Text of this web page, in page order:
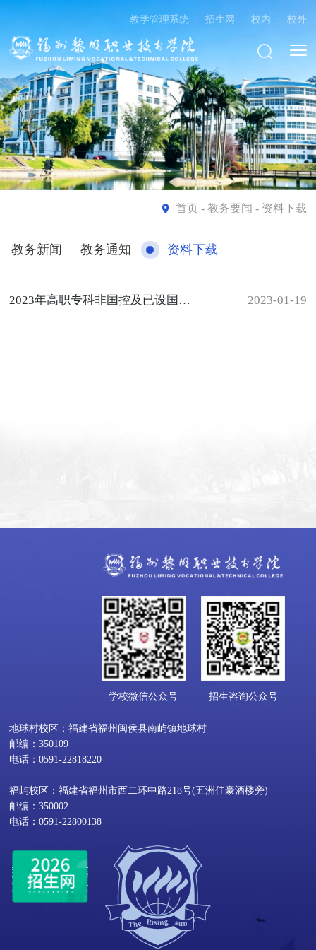
教学管理系统 · 招生网 · 校内 · 校外
首页- 教务要闻 - 资料下载
教务新闻 教务通知 资料下载
2023年高职专科非国控及已设国控拟招生专业汇总表 2023-01-19
学校微信公众号 招生咨询公众号
地球村校区：福建省福州闽侯县南屿镇地球村
邮编：350109
电话：0591-22818220
福屿校区：福建省福州市西二环中路218号(五洲佳豪酒楼旁)
邮编：350002
电话：0591-22800138